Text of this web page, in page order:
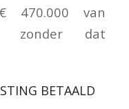
470.000 van
zonder dat
BETAALD